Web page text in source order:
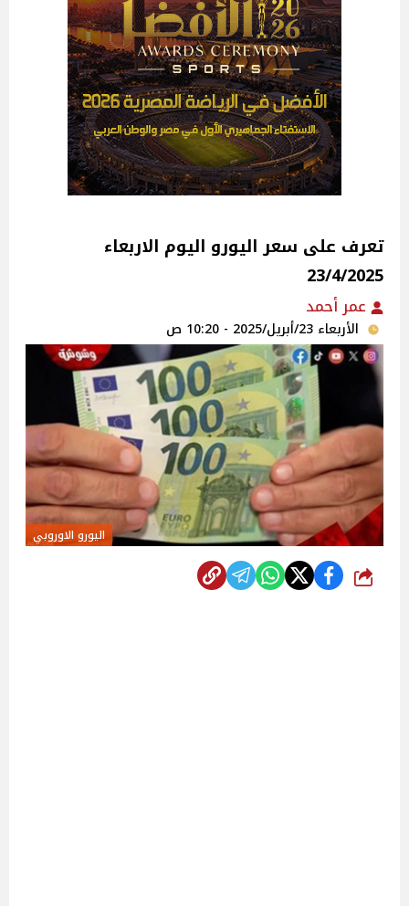
تعرف على سعر اليورو اليوم الاربعاء
23/4/2025
عمر أحمد
الأربعاء 23/أبريل/2025 - 10:20 ص
اليورو الاوروبي
شارك